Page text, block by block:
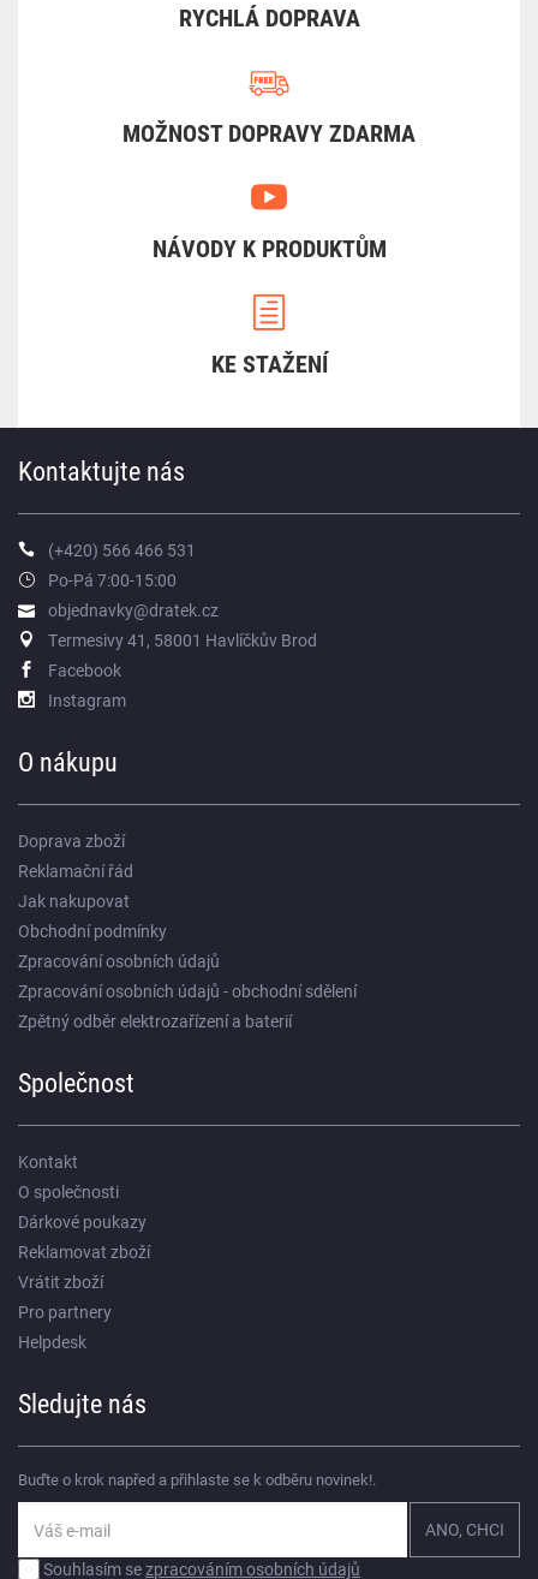
RYCHLÁ DOPRAVA
MOŽNOST DOPRAVY ZDARMA
NÁVODY K PRODUKTŮM
KE STAŽENÍ
Kontaktujte nás
(+420) 566 466 531
Po-Pá 7:00-15:00
objednavky@dratek.cz
Termesivy 41, 58001 Havlíčkův Brod
Facebook
Instagram
O nákupu
Doprava zboží
Reklamační řád
Jak nakupovat
Obchodní podmínky
Zpracování osobních údajů
Zpracování osobních údajů - obchodní sdělení
Zpětný odběr elektrozařízení a baterií
Společnost
Kontakt
O společnosti
Dárkové poukazy
Reklamovat zboží
Vrátit zboží
Pro partnery
Helpdesk
Sledujte nás
Buďte o krok napřed a přihlaste se k odběru novinek!.
Souhlasím sezpracováním osobních údajů